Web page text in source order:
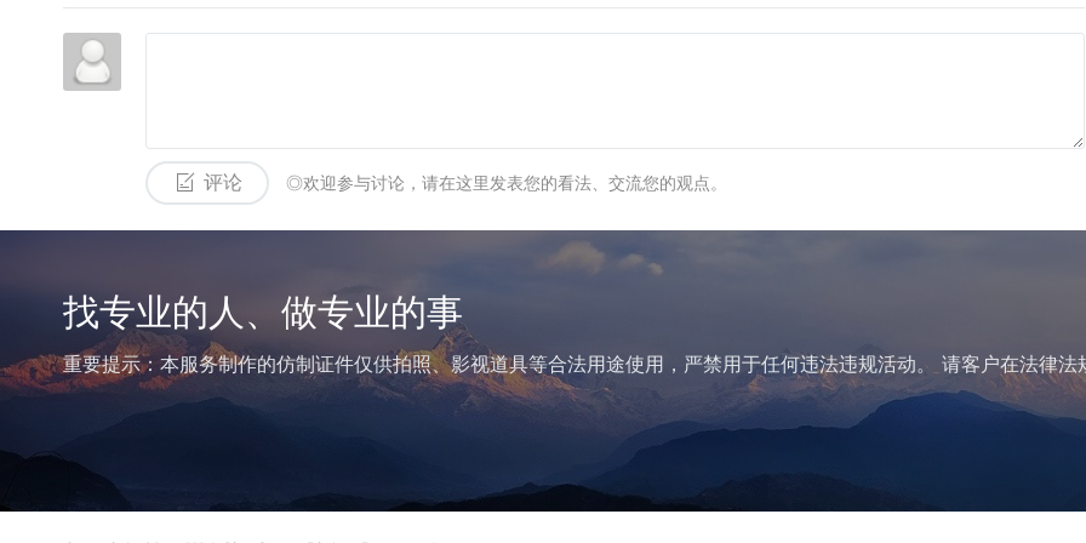
评论 ◎欢迎参与讨论，请在这里发表您的看法、交流您的观点。
找专业的人、做专业的事
重要提示：本服务制作的仿制证件仅供拍照、影视道具等合法用途使用，严禁用于任何违法违规活动。 请客户在法律